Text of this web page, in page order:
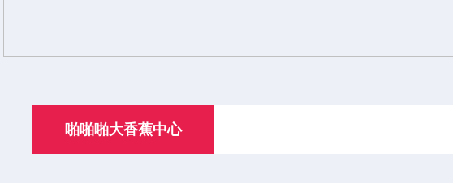
啪啪啪大香蕉中心